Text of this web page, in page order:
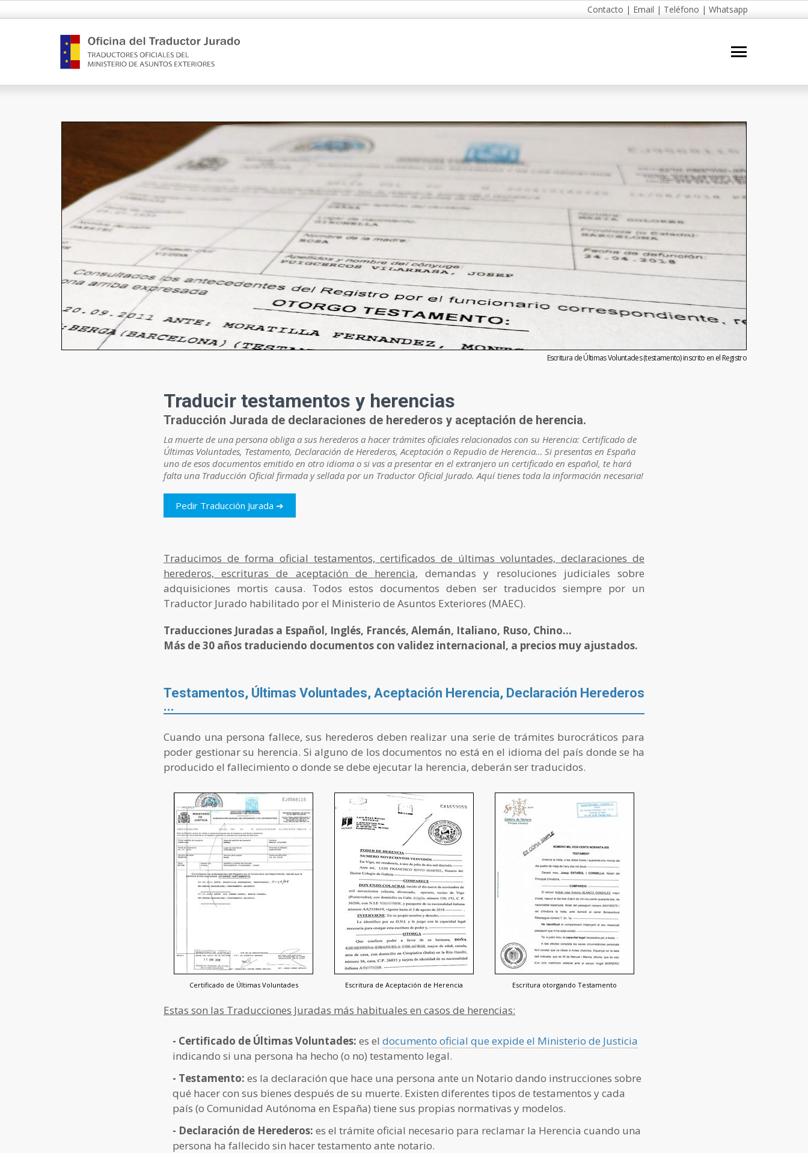
Contacto | Email | Teléfono | Whatsapp
Escritura de Últimas Voluntades (testamento) inscrito en el Registro
Traducir testamentos y herencias
Traducción Jurada de declaraciones de herederos y aceptación de herencia.
La muerte de una persona obliga a sus herederos a hacer trámites oficiales relacionados con su Herencia: Certificado de
Últimas Voluntades, Testamento, Declaración de Herederos, Aceptación o Repudio de Herencia… Si presentas en España
uno de esos documentos emitido en otro idioma o si vas a presentar en el extranjero un certificado en español, te hará
falta una Traducción Oficial firmada y sellada por un Traductor Oficial Jurado. Aquí tienes toda la información necesaria!
Pedir Traducción Jurada ➔
Traducimos de forma oficial testamentos, certificados de últimas voluntades, declaraciones de
herederos, escrituras de aceptación de herencia, demandas y resoluciones judiciales sobre
adquisiciones mortis causa. Todos estos documentos deben ser traducidos siempre por un
Traductor Jurado habilitado por el Ministerio de Asuntos Exteriores (MAEC).
Traducciones Juradas a Español, Inglés, Francés, Alemán, Italiano, Ruso, Chino...
Más de 30 años traduciendo documentos con validez internacional, a precios muy ajustados.
Testamentos, Últimas Voluntades, Aceptación Herencia, Declaración Herederos
...
Cuando una persona fallece, sus herederos deben realizar una serie de trámites burocráticos para
poder gestionar su herencia. Si alguno de los documentos no está en el idioma del país donde se ha
producido el fallecimiento o donde se debe ejecutar la herencia, deberán ser traducidos.
Certificado de Últimas Voluntades Escritura de Aceptación de Herencia Escritura otorgando Testamento
Estas son las Traducciones Juradas más habituales en casos de herencias:
- Certificado de Últimas Voluntades: es el documento oficial que expide el Ministerio de Justicia
indicando si una persona ha hecho (o no) testamento legal.
- Testamento: es la declaración que hace una persona ante un Notario dando instrucciones sobre
qué hacer con sus bienes después de su muerte. Existen diferentes tipos de testamentos y cada
país (o Comunidad Autónoma en España) tiene sus propias normativas y modelos.
- Declaración de Herederos: es el trámite oficial necesario para reclamar la Herencia cuando una
persona ha fallecido sin hacer testamento ante notario.